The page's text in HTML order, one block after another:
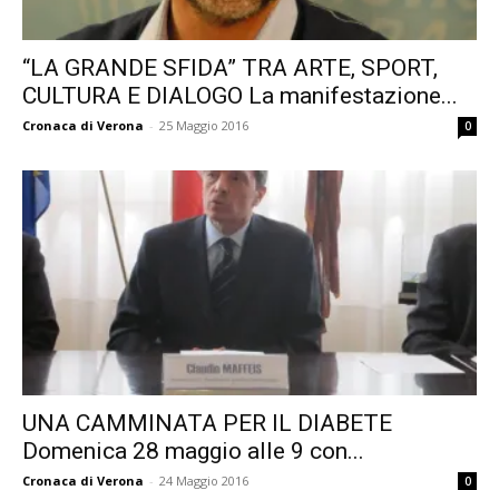
“LA GRANDE SFIDA” TRA ARTE, SPORT,
CULTURA E DIALOGO La manifestazione...
Cronaca di Verona - 25 Maggio 2016 0
UNA CAMMINATA PER IL DIABETE
Domenica 28 maggio alle 9 con...
Cronaca di Verona - 24 Maggio 2016 0